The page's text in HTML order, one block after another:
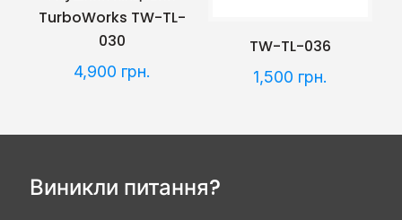
TurboWorks TW-TL-
030
4,900 грн.
TW-TL-036
1,500 грн.
Виникли питання?